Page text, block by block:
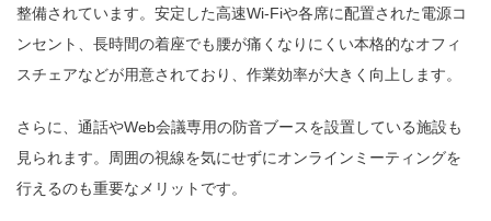
整備されています。安定した高速Wi-Fiや各席に配置された電源コ
ンセント、長時間の着座でも腰が痛くなりにくい本格的なオフィ
スチェアなどが用意されており、作業効率が大きく向上します。
さらに、通話やWeb会議専用の防音ブースを設置している施設も
見られます。周囲の視線を気にせずにオンラインミーティングを
行えるのも重要なメリットです。